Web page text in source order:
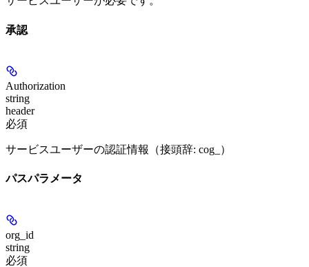
承認
Authorization
string
header
必須
サービスユーザーの認証情報（接頭辞: cog_）
パスパラメータ
org_id
string
必須